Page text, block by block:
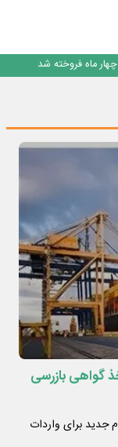
ازتولید وخدمات
تأمین مالی
ازتولید وخدمات
گواهی بازرسی
جدید برای واردات